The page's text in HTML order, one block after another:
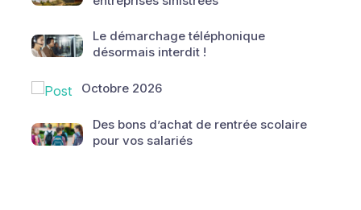
Le démarchage téléphonique
désormais interdit !
Octobre 2026
Des bons d’achat de rentrée scolaire
pour vos salariés